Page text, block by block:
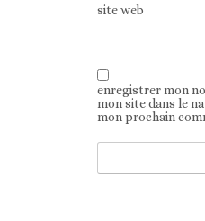
site web
enregistrer mon
mon site dans le
mon prochain